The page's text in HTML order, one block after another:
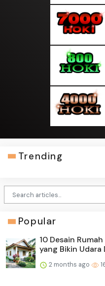
Trending
Popular
10 Desain
yang Bikin Udara
2 months ago